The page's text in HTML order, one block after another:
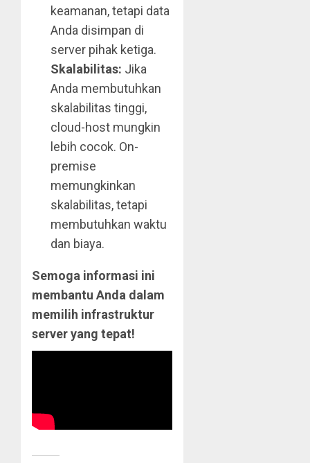
keamanan, tetapi data
Anda disimpan di
server pihak ketiga.
Skalabilitas: Jika
Anda membutuhkan
skalabilitas tinggi,
cloud-host mungkin
lebih cocok. On-
premise
memungkinkan
skalabilitas, tetapi
membutuhkan waktu
dan biaya.
Semoga informasi ini
membantu Anda dalam
memilih infrastruktur
server yang tepat!